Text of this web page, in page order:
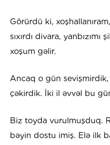
Görürdü ki,
sıxırdı divara,
xoşum gəlir.
Ancaq o gün
çəkirdik. İki il əvvəl bu
Biz toyda vurulmuşduq.
bəyin dostu imiş. Elə ilk